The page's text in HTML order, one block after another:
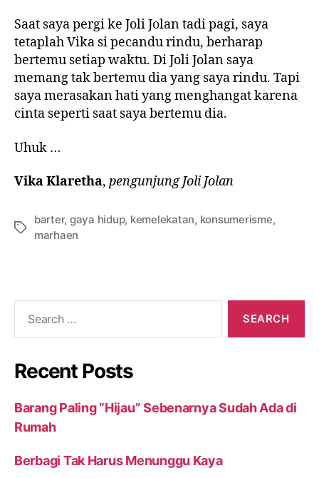
Saat saya pergi ke Joli Jolan tadi pagi, saya
tetaplah Vika si pecandu rindu, berharap
bertemu setiap waktu. Di Joli Jolan saya
memang tak bertemu dia yang saya rindu. Tapi
saya merasakan hati yang menghangat karena
cinta seperti saat saya bertemu dia.
Uhuk …
Vika Klaretha, pengunjung Joli Jolan
barter, gaya hidup, kemelekatan, konsumerisme,
marhaen
Recent Posts
Barang Paling “Hijau” Sebenarnya Sudah Ada di
Rumah
Berbagi Tak Harus Menunggu Kaya